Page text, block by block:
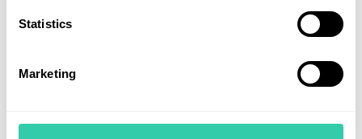
Statistics
Marketing
Från MAG7 till hälsovård: Därför
Våra
3 juli 2026.